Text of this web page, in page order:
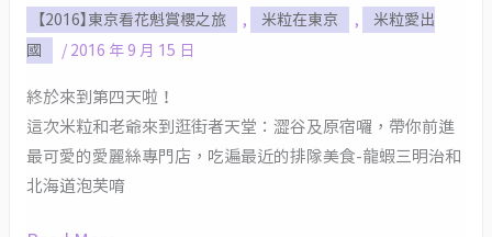
味
勝
殿
炸
豬
排、
【2016】東京看花魁賞櫻之旅 , 米粒在東京 ,
米粒愛出
國
/ 2016 年 9 月 15 日
終於來到第四天啦！
這次米粒和老爺來到逛街者天堂：澀谷及原宿囉，帶你前進
最可愛的愛麗絲專門店，吃遍最近的排隊美食-龍蝦三明治和
北海道泡芙唷
行
(四)